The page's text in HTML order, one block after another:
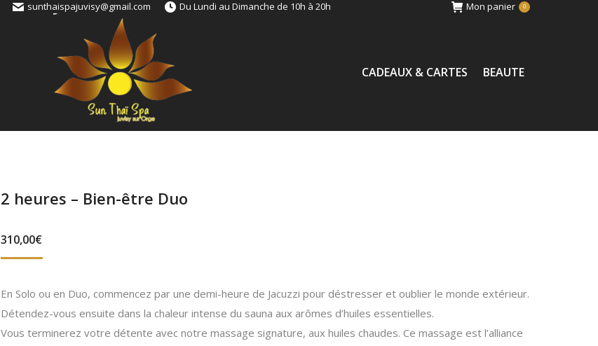
sunthaispajuvisy@gmail.com Du Lundi au Dimanche de 10h à 20h Mon panier 0
CADEAUX & CARTES BEAUTE
2 heures – Bien-être Duo
310,00€
En Solo ou en Duo, commencez par une demi-heure de Jacuzzi pour déstresser et oublier le monde extérieur.
Détendez-vous ensuite dans la chaleur intense du sauna aux arômes d’huiles essentielles.
Vous terminerez votre détente avec notre massage signature, aux huiles chaudes. Ce massage est l’alliance